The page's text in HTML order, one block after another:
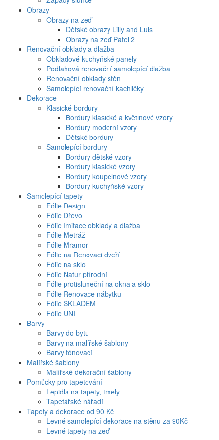
Obrazy
Obrazy na zeď
Dětské obrazy Lilly and Luis
Obrazy na zeď Patel 2
Renovační obklady a dlažba
Obkladové kuchyňské panely
Podlahová renovační samolepící dlažba
Renovační obklady stěn
Samolepící renovační kachličky
Dekorace
Klasické bordury
Bordury klasické a květinové vzory
Bordury moderní vzory
Dětské bordury
Samolepící bordury
Bordury dětské vzory
Bordury klasické vzory
Bordury koupelnové vzory
Bordury kuchyňské vzory
Samolepící tapety
Fólie Design
Fólie Dřevo
Fólie Imitace obklady a dlažba
Fólie Metráž
Fólie Mramor
Fólie na Renovaci dveří
Fólie na sklo
Fólie Natur přírodní
Fólie protisluneční na okna a sklo
Fólie Renovace nábytku
Fólie SKLADEM
Fólie UNI
Barvy
Barvy do bytu
Barvy na malířské šablony
Barvy tónovací
Malířské šablony
Malířské dekorační šablony
Pomůcky pro tapetování
Lepidla na tapety, tmely
Tapetářské nářadí
Tapety a dekorace od 90 Kč
Levné samolepící dekorace na stěnu za 90Kč
Levné tapety na zeď